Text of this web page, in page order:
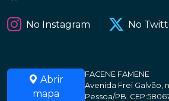
No Instagram No
Abrir
mapa
FACENE FAMENE
Avenida Frei Galvão,
Pessoa/PB.